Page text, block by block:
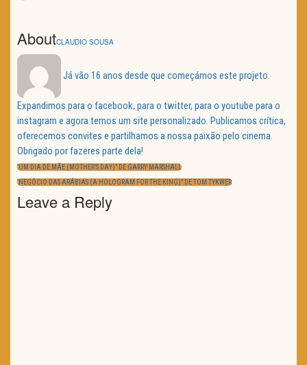
AboutCLAUDIO SOUSA
Já vão 16 anos desde que começámos este projeto.
Expandimos para o facebook, para o twitter, para o youtube para o
instagram e agora temos um site personalizado. Publicamos crítica,
oferecemos convites e partilhamos a nossa paixão pelo cinema.
Obrigado por fazeres parte dela!
Navegação
de
artigos
PREVIOUS
“UM DIA DE MÃE (MOTHER’S DAY)” DE GARRY MARSHALL
NEXT
“NEGÓCIO DAS ARÁBIAS (A HOLOGRAM FOR THE KING)” DE TOM TYKWER
Leave a Reply